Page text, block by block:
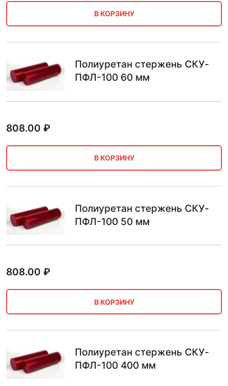
В КОРЗИНУ
Полиуретан стержень СКУ-
ПФЛ-100 60 мм
808.00 ₽
В КОРЗИНУ
Полиуретан стержень СКУ-
ПФЛ-100 50 мм
808.00 ₽
В КОРЗИНУ
Полиуретан стержень СКУ-
ПФЛ-100 400 мм